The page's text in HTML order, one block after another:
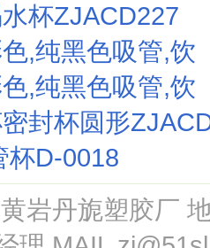
杯ZJACD227
,纯黑色吸管,饮
,纯黑色吸管,饮
封杯圆形
杯D-0018
岩丹旎塑胶厂